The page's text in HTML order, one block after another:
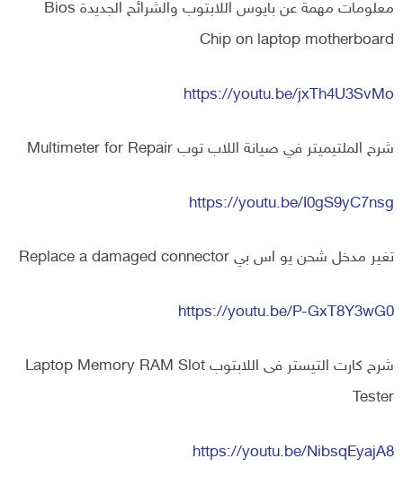
معلومات مهمة عن بايوس اللابتوب والشرائح الجديدة Bios
Chip on laptop motherboard
https://youtu.be/jxTh4U3SvMo
شرح الملتيميتر في صيانة اللاب توب Multimeter for Repair
https://youtu.be/I0gS9yC7nsg
تغير مدخل شحن يو اس بي Replace a damaged connector
https://youtu.be/P-GxT8Y3wG0
شرح كارت التيستر فى اللابتوب Laptop Memory RAM Slot
Tester
https://youtu.be/NibsqEyajA8